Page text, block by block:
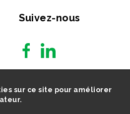
Suivez-nous
sur ce site pour améliorer